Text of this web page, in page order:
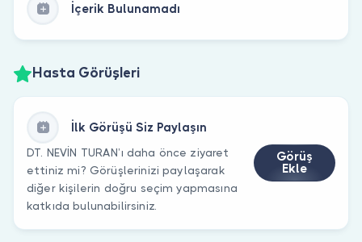
İçerik Bulunamadı
Hasta Görüşleri
İlk Görüşü Siz Paylaşın
DT. NEVİN TURAN’ı daha önce ziyaret
ettiniz mi? Görüşlerinizi paylaşarak
diğer kişilerin doğru seçim yapmasına
katkıda bulunabilirsiniz.
Görüş
Ekle